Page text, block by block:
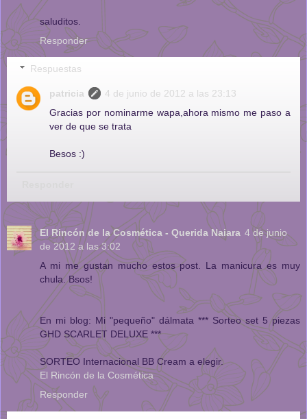
saluditos.
Responder
Respuestas
patricia
4 de junio de 2012 a las 23:13
Gracias por nominarme wapa,ahora mismo me paso a
ver de que se trata
Besos :)
El Rincón de la Cosmética - Querida Naiara 4 de junio
de 2012 a las 3:02
A mi me gustan mucho estos post. La manicura es muy
chula. Bsos!
En mi blog: Mi "pequeño" dálmata *** Sorteo set 5 piezas
GHD SCARLET DELUXE ***
SORTEO Internacional BB Cream a elegir.
El Rincón de la Cosmética
Responder